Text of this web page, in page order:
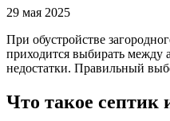
29 мая 2025
При обустройстве
приходится выбирать между
недостатки. Правильный
Что такое септик